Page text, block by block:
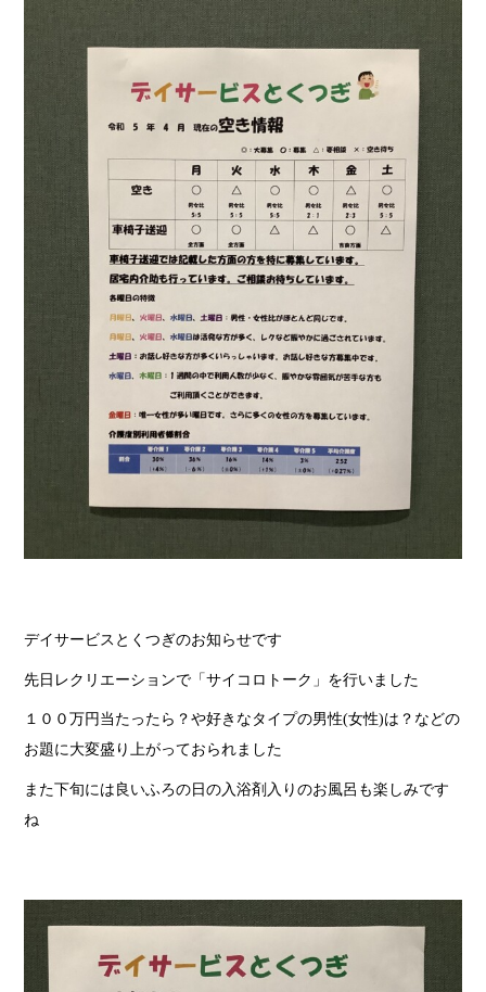
デイサービスとくつぎのお知らせです
先日レクリエーションで「サイコロトーク」を行いました
１００万円当たったら？や好きなタイプの男性(女性)は？などの
お題に大変盛り上がっておられました
また下旬には良いふろの日の入浴剤入りのお風呂も楽しみです
ね